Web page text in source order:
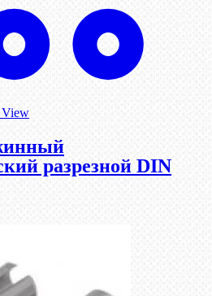
разрезной DIN